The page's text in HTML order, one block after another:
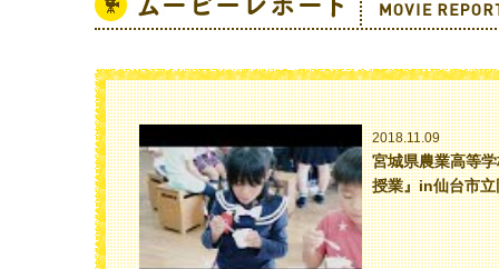
2018.11.09
宮城県農業高等
授業』in仙台市